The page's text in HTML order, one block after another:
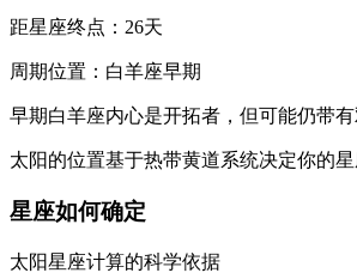
距星座终点：26天
周期位置：白羊座早期
早期白羊座内心是开拓者，但可能仍带
太阳的位置基于热带黄道系统决定你的
星座如何确定
太阳星座计算的科学依据